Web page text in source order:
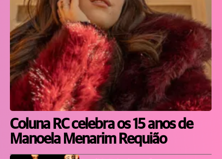
Coluna RC celebra os 15 anos de
Manoela Menarim Requião